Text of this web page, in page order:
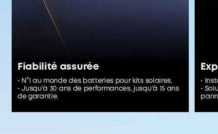
Fiabilité assurée
• N°1 au monde des batteries pour kits solaires.
• Jusqu’à 30 ans de performances, jusqu’à 15 ans
de garantie.
•
•